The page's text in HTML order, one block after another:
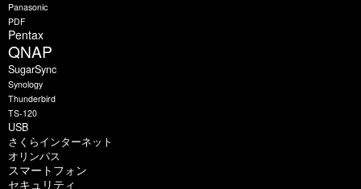
Panasonic
PDF
Pentax
QNAP
SugarSync
Synology
Thunderbird
TS-120
USB
さくらインターネット
オリンパス
スマートフォン
セキュリティ